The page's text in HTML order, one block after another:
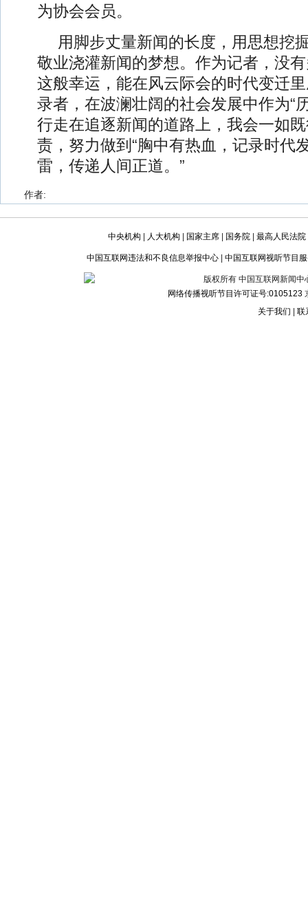
为协会会员。
用脚步丈量新闻的长度，用思想挖
敬业浇灌新闻的梦想。作为记者，没
这般幸运，能在风云际会的时代变迁里
录者，在波澜壮阔的社会发展中作为“
行走在追逐新闻的道路上，我会一如
责，努力做到“胸中有热血，记录时代
雷，传递人间正道。”
作者:
中央机构 人大机构 国家主席 国务院 最高人民法院
中国互联网违法和不良信息举报中心 中国互联网视听节目
版权所有 中国互联网新闻
网络传播视听节目许可证号:0105123
关于我们
联